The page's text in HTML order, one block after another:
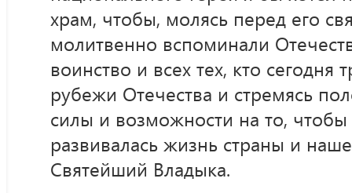
храм, чтобы, молясь перед его
молитвенно вспоминали
воинство и всех тех, кто сегодня
рубежи Отечества и стремясь
силы и возможности на то, чтобы
развивалась жизнь страны и
Святейший Владыка.